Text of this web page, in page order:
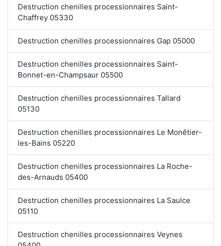
Destruction chenilles processionnaires Saint-
Chaffrey 05330
Destruction chenilles processionnaires Gap 05000
Destruction chenilles processionnaires Saint-
Bonnet-en-Champsaur 05500
Destruction chenilles processionnaires Tallard
05130
Destruction chenilles processionnaires Le Monêtier-
les-Bains 05220
Destruction chenilles processionnaires La Roche-
des-Arnauds 05400
Destruction chenilles processionnaires La Saulce
05110
Destruction chenilles processionnaires Veynes